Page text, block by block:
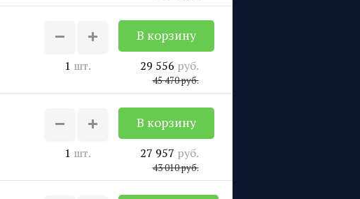
1 шт. 29 556 руб.
45 470руб.
1 шт. 27 957 руб.
43 010руб.